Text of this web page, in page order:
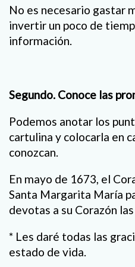
No es necesario gastar
invertir un poco de
información.
Segundo. Conoce las
Podemos anotar los
cartulina y colocarla en
conozcan.
En mayo de 1673, el
Santa Margarita María
devotas a su Corazón
* Les daré todas las
estado de vida.